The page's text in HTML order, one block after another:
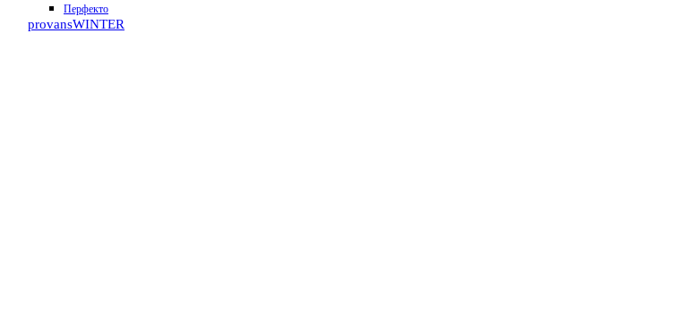
Перфекто
provansWINTER